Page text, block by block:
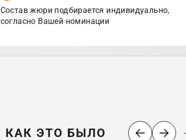
Состав жюри подбирается индивидуально,
согласно Вашей номинации
КАК ЭТО БЫЛО